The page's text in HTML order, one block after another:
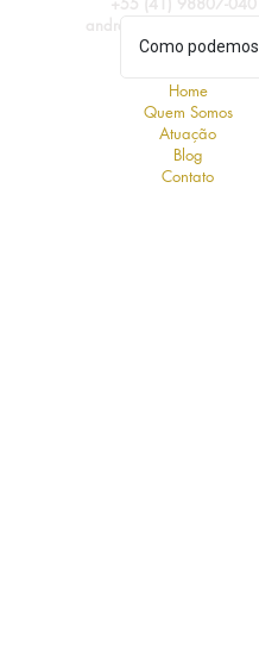
Home
Quem Somos
Atuação
Blog
Contato
Como